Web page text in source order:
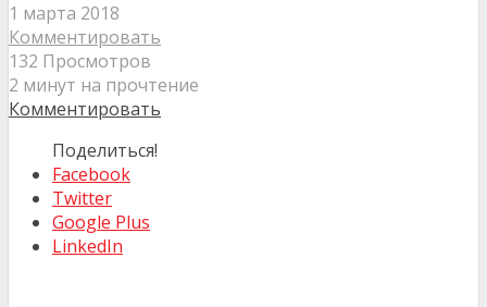
1 марта 2018
Комментировать
132 Просмотров
2 минут на прочтение
Комментировать
Поделиться!
Facebook
Twitter
Google Plus
LinkedIn